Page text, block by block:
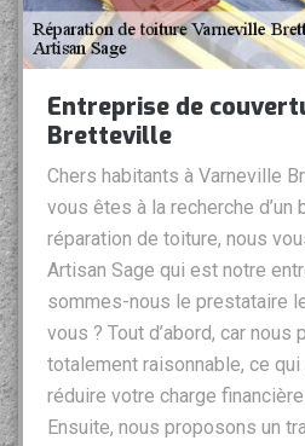
Entreprise de
Bretteville
Chers habitants à Varneville
vous êtes à la recherche d’un
réparation de toiture, nous
Artisan Sage qui est notre
sommes-nous le prestataire
vous ? Tout d’abord, car nous
totalement raisonnable, ce
réduire votre charge
Ensuite, nous proposons un